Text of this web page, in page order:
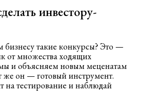
инвестору-
такие конкурсы? Это —
от множества ходящих
и объясняем новым меценатам
он — готовый инструмент.
на тестирование и наблюдай